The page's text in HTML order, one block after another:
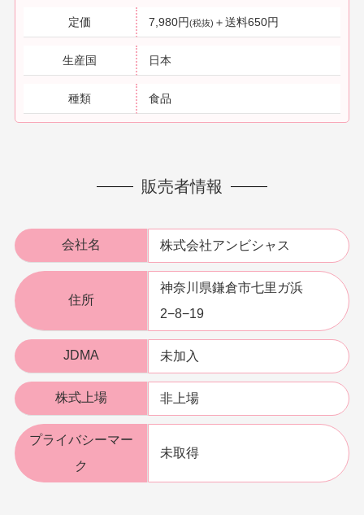
定価 7,980円(税抜) ＋送料650円
生産国 日本
種類 食品
販売者情報
会社名 株式会社アンビシャス
住所
神奈川県鎌倉市七里ガ浜
2−8−19
JDMA 未加入
株式上場 非上場
プライバシーマー
ク
未取得